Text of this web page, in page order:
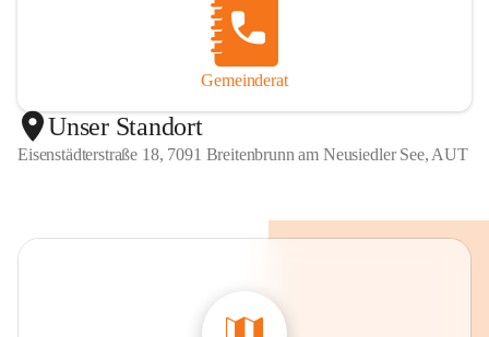
Gemeinderat
Unser Standort
Eisenstädterstraße 18, 7091 Breitenbrunn am Neusiedler See, AUT